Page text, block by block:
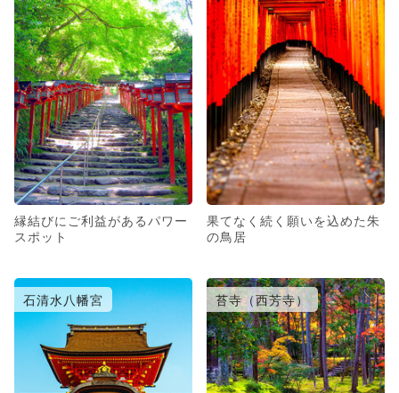
縁結びにご利益があるパワー
スポット
果てなく続く願いを込めた朱
の鳥居
石清水八幡宮 苔寺（西芳寺）